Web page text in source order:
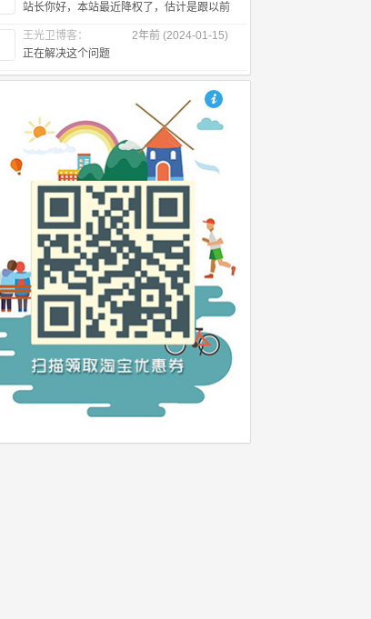
站长你好，本站最近降权了，估计是跟以前
王光卫博客：
2年前 (2024-01-15)
正在解决这个问题
也想出现在这里？联系我们吧